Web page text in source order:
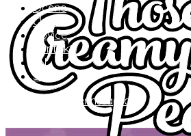
Ocene
Članki
Novice
Kontakt
EN
SL
twitter instagram